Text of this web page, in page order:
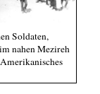
Soldaten,
nahen Mezireh